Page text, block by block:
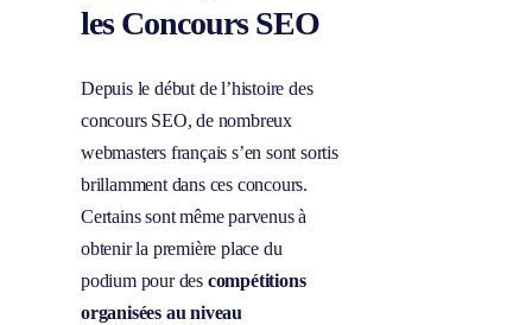
les Concours SEO
Depuis le début de l’histoire des
concours SEO, de nombreux
webmasters français s’en sont sortis
brillamment dans ces concours.
Certains sont même parvenus à
obtenir la première place du
podium pour des compétitions
organisées au niveau